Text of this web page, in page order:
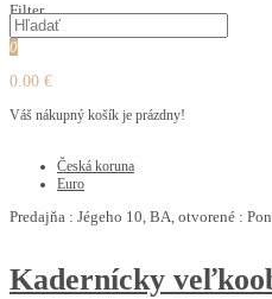
Filter
0
0.00 €
Váš nákupný košík je prázdny!
Česká koruna
Euro
Predajňa : Jégeho 10, BA, otvorené :
Kadernícky